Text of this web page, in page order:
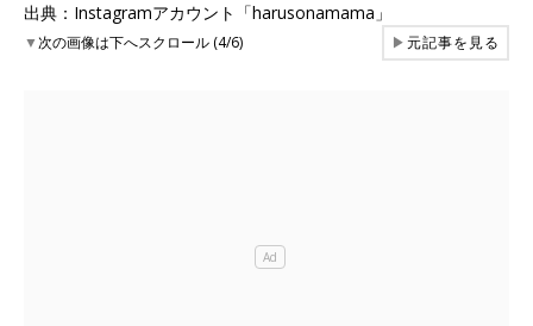
出典：Instagramアカウント「harusonamama」
▼次の画像は下へスクロール (4/6) ▶元記事を見る